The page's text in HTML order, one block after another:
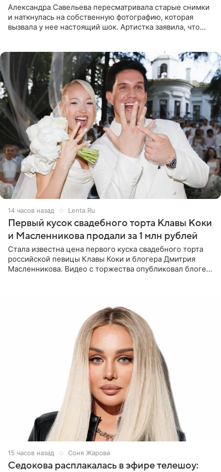
Александра Савельева пересматривала старые снимки
и наткнулась на собственную фотографию, которая
вызвала у нее настоящий шок. Артистка заявила, что
14 часов назад Lenta.Ru
Первый кусок свадебного торта Клавы Коки
и Масленникова продали за 1 млн рублей
Стала известна цена первого куска свадебного торта
российской певицы Клавы Коки и блогера Дмитрия
Масленникова. Видео с торжества опубликовал блогер
15 часов назад Соня Жарова
Седокова расплакалась в эфире телешоу: